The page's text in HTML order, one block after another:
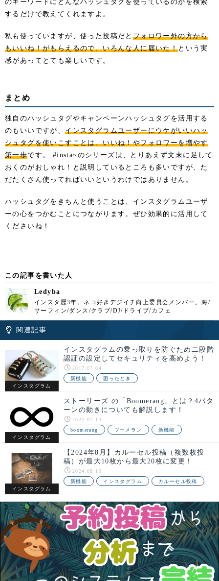
のキーワードにどんなハッシュタグを使っているのかを検索
するだけで教えてくれますよ。
私も使っていますが、使った投稿だと フォロワー外の方から
もいいね！がもらえるので、いろんな人に届いた！という実
感があってとても楽しいです。
まとめ
独自のハッシュタグやキャンペーンハッシュタグを活用する
のもいいですが、インスタグラムユーザーにウケがいいハッ
シュタグを使いこすことは、いいね！やフォロワーを増やす
第一歩です。 #insta~のシリーズは、とりあえず文末に足して
おくのがおしゃれ！と説明しているところも多いですが、た
だたくさん使ってればいいというわけではありません。
ハッシュタグをきちんと使うことは、インスタグラムユーザ
ーの心をつかむことにつながります。ぜひ効果的に活用して
くださいね！
この記事を書いた人
Ledyba
インスタ歴3年。ネコ好きデジイチ向上委員会メンバー。海/
サーフィン/ダンス/クラブ/DJ/ドライブ/カフェ
関連記事
インスタグラム
インスタグラムの乗っ取りを防ぐため二段階
認証の設定してセキュリティを高めよう！
2017.07.04
新機能
困ったとき
インスタグラム
ストーリーズ の「Boomerang」とは？4パタ
ーンの動きについても解説します！
2022.07.13
boomerang
ブーメラン 新機能
インスタグラム
【2024年8月】カルーセル投稿（複数枚投
稿）が最大10枚から最大20枚に変更！
2024.08.19
新機能
インスタグラム カルーセル投稿